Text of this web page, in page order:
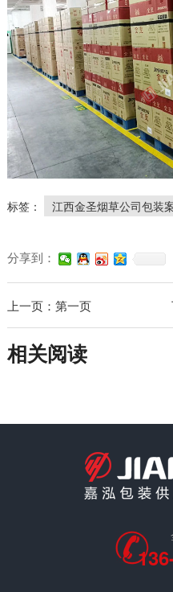
标签： 江西金圣烟草公司包装
分享到：
上一页：第一页
相关阅读